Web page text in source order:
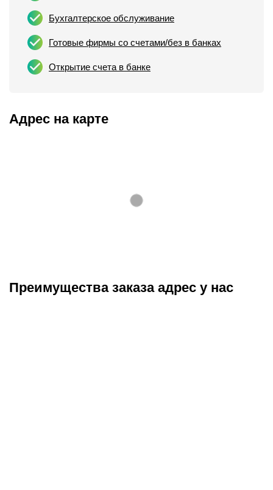
Бухгалтерское обслуживание
Готовые фирмы со счетами/без в банках
Открытие счета в банке
Адрес на карте
Преимущества заказа адрес у нас